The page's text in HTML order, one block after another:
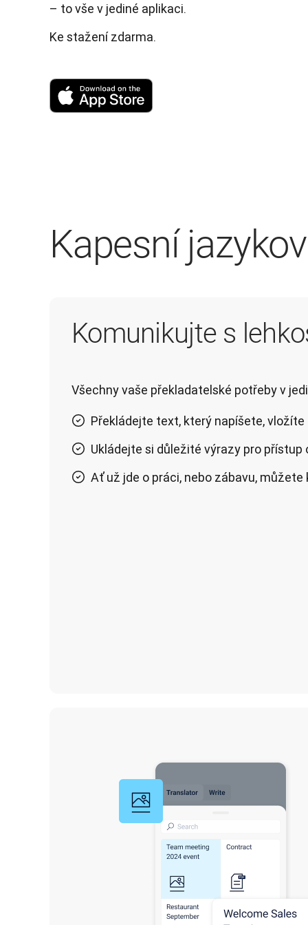
– to vše v jediné aplikaci.
Ke stažení zdarma.
Kapesní
Komunikujte s
Všechny vaše překladatelské potřeby v
Překládejte text, který napíšete,
Ukládejte si důležité výrazy pro přístup
Ať už jde o práci, nebo zábavu,